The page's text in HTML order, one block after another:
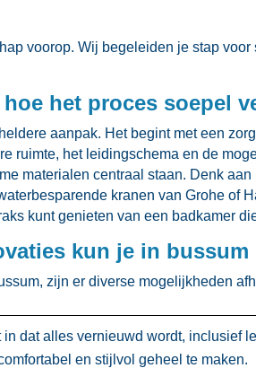
voorop.​ Wij begeleiden je stap
het proces soepel
aanpak.​ Het begint met een
ruimte, het leidingschema en de
materialen centraal staan.​ Denk
kranen van Grohe of
kunt genieten van een badkamer
kun je in
zijn er diverse mogelijkheden
in dat alles vernieuwd wordt, inclusief
en stijlvol geheel te maken.​